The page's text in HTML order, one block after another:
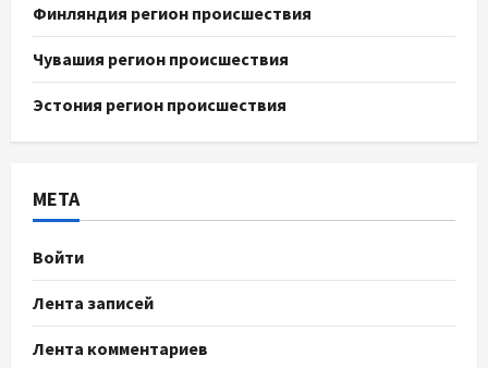
Финляндия регион происшествия
Чувашия регион происшествия
Эстония регион происшествия
МЕТА
Войти
Лента записей
Лента комментариев